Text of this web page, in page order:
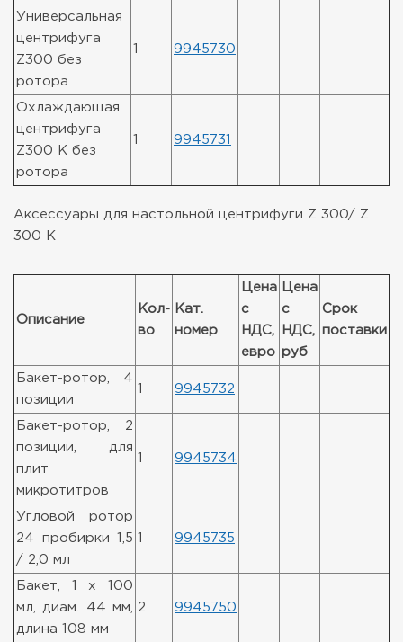
Универсальная
центрифуга
Z300 без
ротора
1 9945730
Охлаждающая
центрифуга
Z300 K без
ротора
1 9945731
Аксессуары для настольной центрифуги Z 300/ Z
300 K
Описание
Кол-
во
Кат.
номер
Цена
с
НДС,
евро
Цена
с
НДС,
руб
Срок
поставки
Бакет-ротор, 4
позиции
1 9945732
Бакет-ротор, 2
позиции, для
плит
микротитров
1 9945734
Угловой ротор
24 пробирки 1,5
/ 2,0 мл
1 9945735
Бакет, 1 x 100
мл, диам. 44 мм,
длина 108 мм
2 9945750